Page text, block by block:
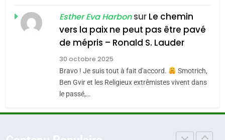
Accords d’Isaac:
l’alliance pourrait
s’étendre à 13 pays
d’Amérique latine
ISRAÉL JUDAISME
2025, l’année la plus
meurtrière selon le
Esther Eva Harbonsur Le chemin
vers la paix ne peut pas être pavé
de mépris – Ronald S. Lauder
30 octobre 2025
Bravo ! Je suis tout à fait d'accord.
Smotrich,
Ben Gvir et les Religieux extrêmistes vivent dans
le passé,…
JUDAISME
Maroc : Les amandes de
Tafraout, le miel de Tadla
Azilal consacrés produits
du terroir
DAFINA MAROC
Oeil ravageur – Vanessa De